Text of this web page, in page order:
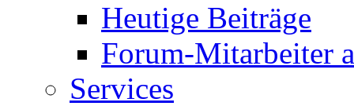
Heutige Beiträge
Forum-Mitarbeiter
Services